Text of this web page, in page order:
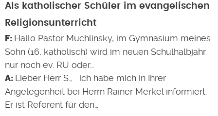
Als katholischer Schüler im evangelischen
Religionsunterricht
Hallo Pastor Muchlinsky, im Gymnasium meines
Sohn (16, katholisch) wird im neuen Schulhalbjahr
nur noch ev. RU oder…
Lieber Herr S., ich habe mich in Ihrer
Angelegenheit bei Herrn Rainer Merkel informiert.
Er ist Referent für den…